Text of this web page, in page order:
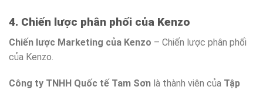
4. Chiến lược phân phối của Kenzo
Chiến lược Marketing của Kenzo – Chiến lược phân phối
của Kenzo.
Công ty TNHH Quốc tế Tam Sơn là thành viên của Tập